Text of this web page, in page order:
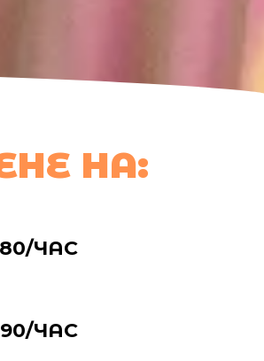
НА:
ЧАС
ЧАС